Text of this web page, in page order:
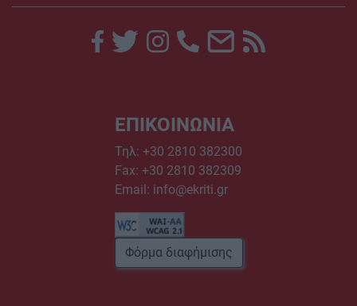
ΕΠΙΚΟΙΝΩΝΙΑ
Τηλ: +30 2810 382300
Fax: +30 2810 382309
Email: info@ekriti.gr
Φόρμα διαφήμισης